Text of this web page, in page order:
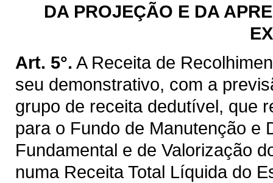
DA PROJEÇÃO E DA
Art. 5°. A Receita de
seu demonstrativo, com a
grupo de receita dedutível, que
para o Fundo de Manutenção e
Fundamental e de Valorização
numa Receita Total Líquida do